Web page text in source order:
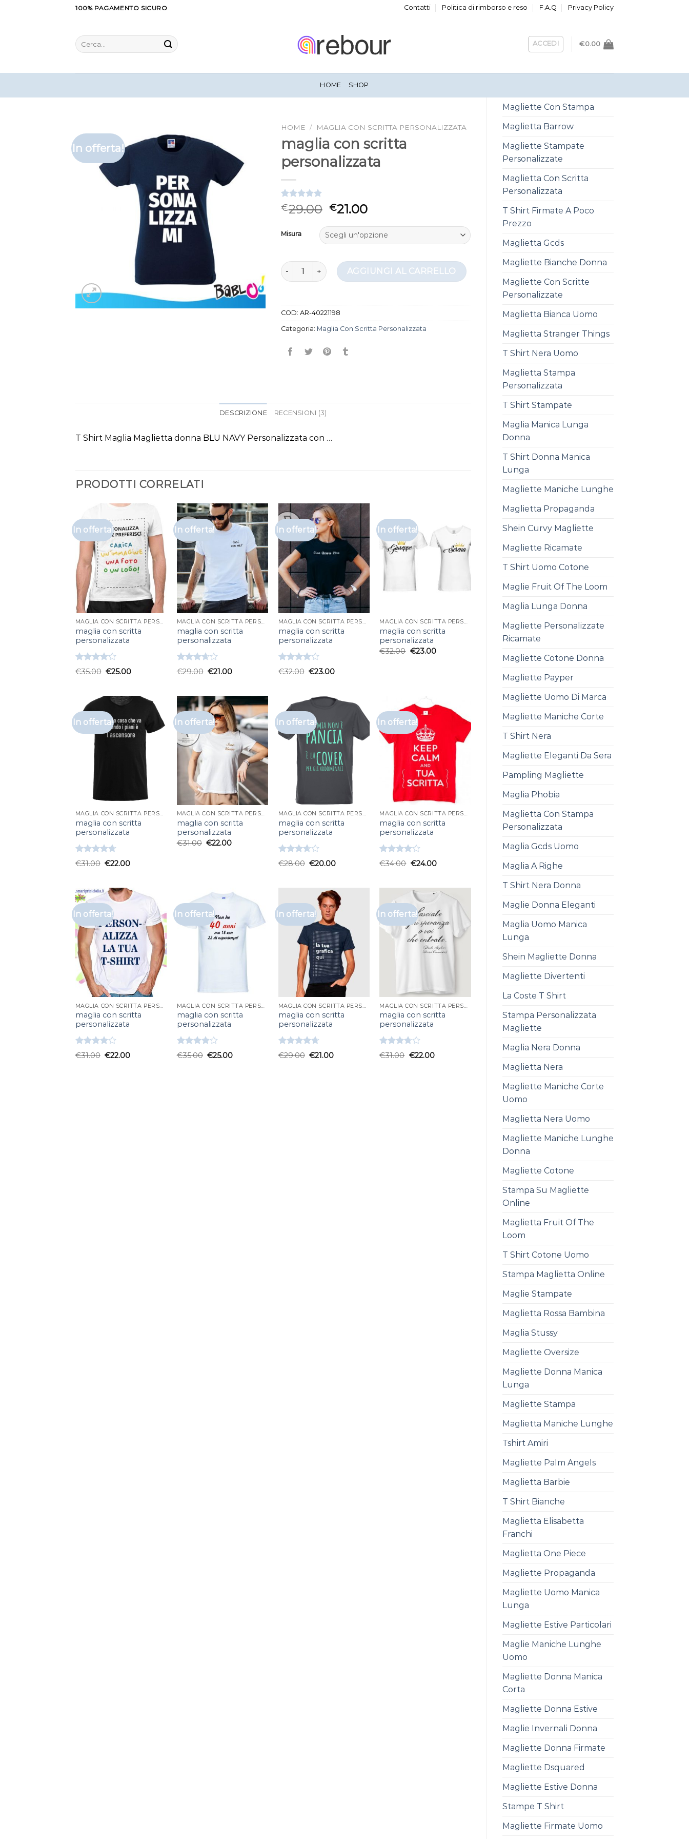
100% PAGAMENTO SICURO Contatti Politica di rimborso e reso F.A.Q Privacy Policy
Cerca: ACCEDI €0.00
HOME SHOP
Magliette Con Stampa
Maglietta Barrow
Magliette Stampate
Personalizzate
Maglietta Con Scritta
Personalizzata
T Shirt Firmate A Poco
Prezzo
Maglietta Gcds
Magliette Bianche Donna
Magliette Con Scritte
Personalizzate
Maglietta Bianca Uomo
Maglietta Stranger Things
T Shirt Nera Uomo
Maglietta Stampa
Personalizzata
T Shirt Stampate
Maglia Manica Lunga
Donna
T Shirt Donna Manica
Lunga
Magliette Maniche Lunghe
Maglietta Propaganda
Shein Curvy Magliette
Magliette Ricamate
T Shirt Uomo Cotone
Maglie Fruit Of The Loom
Maglia Lunga Donna
Magliette Personalizzate
Ricamate
Magliette Cotone Donna
Magliette Payper
Magliette Uomo Di Marca
Magliette Maniche Corte
T Shirt Nera
Magliette Eleganti Da Sera
Pampling Magliette
Maglia Phobia
Maglietta Con Stampa
Personalizzata
Maglia Gcds Uomo
Maglia A Righe
T Shirt Nera Donna
Maglie Donna Eleganti
Maglia Uomo Manica
Lunga
Shein Magliette Donna
Magliette Divertenti
La Coste T Shirt
Stampa Personalizzata
Magliette
Maglia Nera Donna
Maglietta Nera
Magliette Maniche Corte
Uomo
Maglietta Nera Uomo
Magliette Maniche Lunghe
Donna
Magliette Cotone
Stampa Su Magliette
Online
Maglietta Fruit Of The
Loom
T Shirt Cotone Uomo
Stampa Maglietta Online
Maglie Stampate
Maglietta Rossa Bambina
Maglia Stussy
Magliette Oversize
Magliette Donna Manica
Lunga
Magliette Stampa
Maglietta Maniche Lunghe
Tshirt Amiri
Magliette Palm Angels
Maglietta Barbie
T Shirt Bianche
Maglietta Elisabetta
Franchi
Maglietta One Piece
Magliette Propaganda
Magliette Uomo Manica
Lunga
Magliette Estive Particolari
Maglie Maniche Lunghe
Uomo
Magliette Donna Manica
Corta
Magliette Donna Estive
Maglie Invernali Donna
Magliette Donna Firmate
Magliette Dsquared
Magliette Estive Donna
Stampe T Shirt
Magliette Firmate Uomo
In offerta!
HOME / MAGLIA CON SCRITTA PERSONALIZZATA
maglia con scritta
personalizzata
Valutato
5.00su 5
3
recensioni
€29.00 €21.00
Misura
maglia con scritta personalizzata quantità
AGGIUNGI AL CARRELLO
COD: AR-40221198
Categoria: Maglia Con Scritta Personalizzata
DESCRIZIONE RECENSIONI (3)
T Shirt Maglia Maglietta donna BLU NAVY Personalizzata con …
PRODOTTI CORRELATI
In offerta!
MAGLIA CON SCRITTA PERSONALIZZATA
maglia con scritta
personalizzata
Valutato
4.17su 5
€35.00 €25.00
In offerta!
MAGLIA CON SCRITTA PERSONALIZZATA
maglia con scritta
personalizzata
Valutato
3.67 su
€29.00 €21.00
In offerta!
MAGLIA CON SCRITTA PERSONALIZZATA
maglia con scritta
personalizzata
Valutato
4.00su
€32.00 €23.00
In offerta!
MAGLIA CON SCRITTA PERSONALIZZATA
maglia con scritta
personalizzata
€32.00 €23.00
In offerta!
MAGLIA CON SCRITTA PERSONALIZZATA
maglia con scritta
personalizzata
Valutato
4.67su 5
€31.00 €22.00
In offerta!
MAGLIA CON SCRITTA PERSONALIZZATA
maglia con scritta
personalizzata
€31.00 €22.00
In offerta!
MAGLIA CON SCRITTA PERSONALIZZATA
maglia con scritta
personalizzata
Valutato
3.67su
€28.00 €20.00
In offerta!
MAGLIA CON SCRITTA PERSONALIZZATA
maglia con scritta
personalizzata
Valutato
4.00su
€34.00 €24.00
In offerta!
maglia con scritta
personalizzata
Valutato
4.00su
€31.00 €22.00
In offerta!
maglia con scritta
personalizzata
Valutato
3.83su
€35.00 €25.00
In offerta!
maglia con scritta
personalizzata
Valutato
4.67 su 5
€29.00 €21.00
In offerta!
maglia con scritta
personalizzata
Valutato
3.67 su
€31.00 €22.00